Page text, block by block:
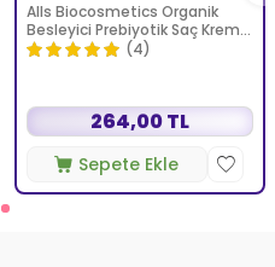
Alls Biocosmetics Organik
Besleyici Prebiyotik Saç Kremi
350 ml
(4)
264,00 TL
Sepete Ekle